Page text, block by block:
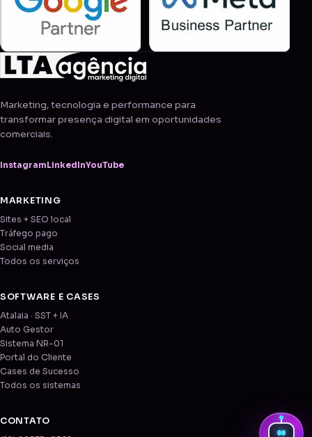
Marketing, tecnologia e performance para
transformar presença digital em oportunidades
comerciais.
Instagram LinkedInYouTube
MARKETING
Sites + SEO local
Tráfego pago
Social media
Todos os serviços
SOFTWARE E CASES
Atalaia · SST + IA
Auto Gestor
Sistema NR-01
Portal do Cliente
Cases de Sucesso
Todos os sistemas
CONTATO